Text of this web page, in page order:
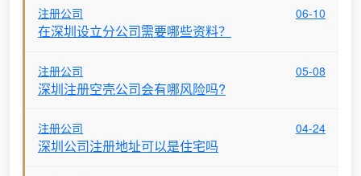
注册公司 06-10
在深圳设立分公司需要哪些资料？
注册公司 05-08
深圳注册空壳公司会有哪风险吗?
注册公司 04-24
深圳公司注册地址可以是住宅吗